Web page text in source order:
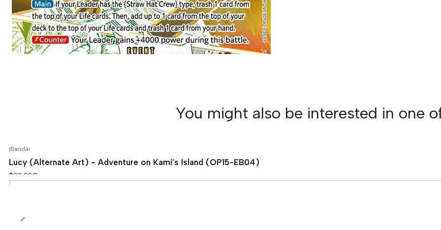
You might also be interested in one
|Bandai
Lucy (Alternate Art) - Adventure on Kami's Island (OP15-EB04)
$69.990